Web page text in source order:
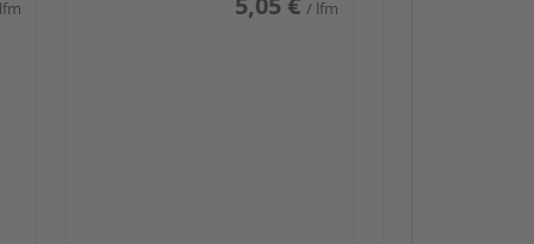
/ lfm